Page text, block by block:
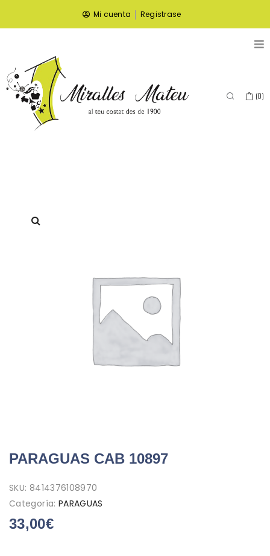
Mi cuenta | Registrase
(0)
PARAGUAS CAB 10897
SKU: 8414376108970
Categoría: PARAGUAS
33,00€